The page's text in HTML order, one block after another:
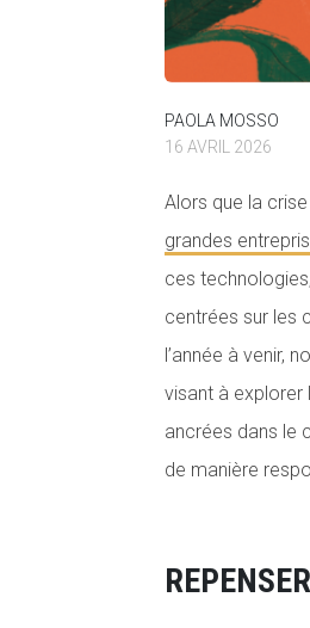
PAOLA MOSSO
16 AVRIL 2026
Alors que la
grandes
ces
centrées sur les
l’année à venir,
visant à explorer
ancrées dans le
de manière